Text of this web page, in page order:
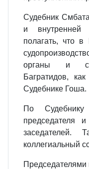
Судебник
и внутренней
полагать, что
органы и
Багратидов,
Судебнике Гоша.
По
председателя
заседателей.
коллегиальный